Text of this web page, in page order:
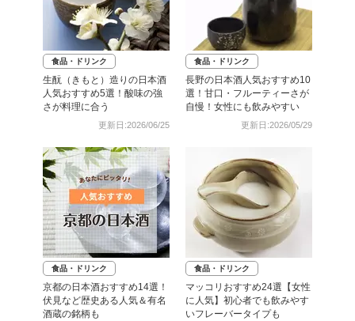
食品・ドリンク
生酛（きもと）造りの日本酒
人気おすすめ5選！酸味の強
さが料理に合う
更新日:2026/06/25
食品・ドリンク
長野の日本酒人気おすすめ10
選！甘口・フルーティーさが
自慢！女性にも飲みやすい
更新日:2026/05/29
食品・ドリンク
京都の日本酒おすすめ14選！
伏見など歴史ある人気＆有名
酒蔵の銘柄も
食品・ドリンク
マッコリおすすめ24選【女性
に人気】初心者でも飲みやす
いフレーバータイプも